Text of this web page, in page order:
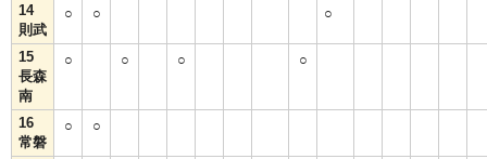
14
則武
○ ○ ○
15
長森
南
○ ○ ○ ○
16
常磐
○ ○